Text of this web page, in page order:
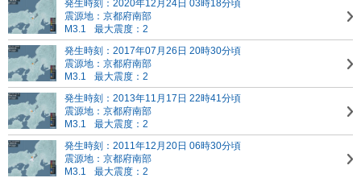
発生時刻：2020年12月24日 03時18分頃
震源地：京都府南部
M3.1
最大震度：2
発生時刻：2017年07月26日 20時30分頃
震源地：京都府南部
M3.1
最大震度：2
発生時刻：2013年11月17日 22時41分頃
震源地：京都府南部
M3.1
最大震度：2
発生時刻：2011年12月20日 06時30分頃
震源地：京都府南部
M3.1
最大震度：2